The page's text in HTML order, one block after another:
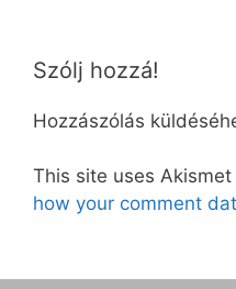
Szólj hozzá!
Hozzászólás
This site uses
how your comment